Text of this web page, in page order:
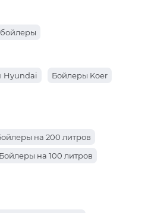
Hyundai
Бойлеры Koer
на 200 литров
Бойлеры на 100 литров